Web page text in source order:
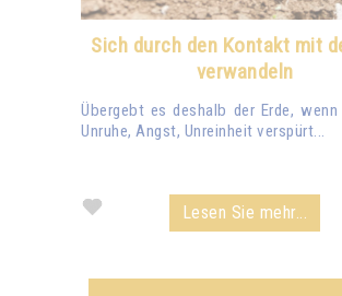
Sich durch den Kontakt mit
verwandeln
Übergebt es deshalb der Erde,
Unruhe, Angst, Unreinheit verspürt...
Lesen Sie mehr...